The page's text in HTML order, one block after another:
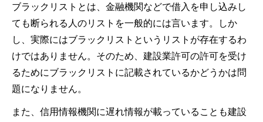
ブラックリストとは、金融機関などで借入を申し込みし
ても断られる人のリストを一般的には言います。しか
し、実際にはブラックリストというリストが存在するわ
けではありません。そのため、建設業許可の許可を受け
るためにブラックリストに記載されているかどうかは問
題になりません。
また、信用情報機関に遅れ情報が載っていることも建設